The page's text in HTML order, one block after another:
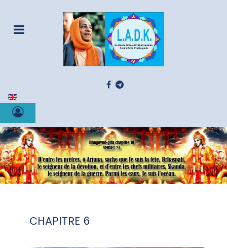
Sélectionnez votre langue
CHAPITRE 6